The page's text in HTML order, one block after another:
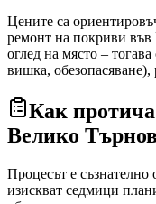
Цените са
ремонт на покриви във
оглед на място –
вишка, обезопасяване),
Как
Велико
Процесът е
изискват седмици